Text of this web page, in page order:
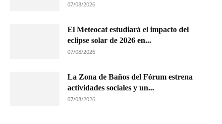
07/08/2026
El Meteocat estudiará el impacto del
eclipse solar de 2026 en...
07/08/2026
La Zona de Baños del Fórum estrena
actividades sociales y un...
07/08/2026